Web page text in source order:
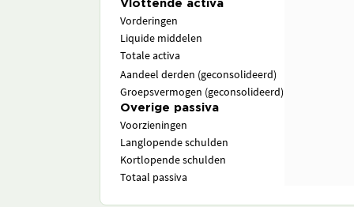
Vlottende activa
Vorderingen
Liquide middelen
Totale activa
Aandeel derden (geconsolideerd)
Groepsvermogen (geconsolideerd)
Overige passiva
Voorzieningen
Langlopende schulden
Kortlopende schulden
Totaal passiva